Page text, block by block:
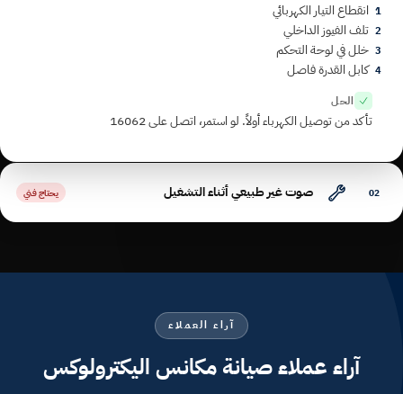
1 انقطاع التيار الكهربائي
2 تلف الفيوز الداخلي
3 خلل في لوحة التحكم
4 كابل القدرة فاصل
الحل
تأكد من توصيل الكهرباء أولاً. لو استمر، اتصل على 16062
02 صوت غير طبيعي أثناء التشغيل يحتاج فني
آراء العملاء
آراء عملاء صيانة مكانس اليكترولوكس